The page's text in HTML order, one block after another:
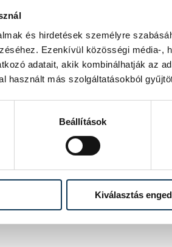
és hirdetések személyre
Ezenkívül közösségi média-,
adatait, akik kombinálhatják az
használt más szolgáltatásokból
Beállítások
Kiválasztás